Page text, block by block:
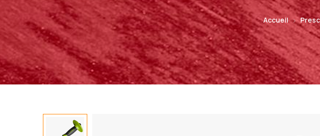
Accueil